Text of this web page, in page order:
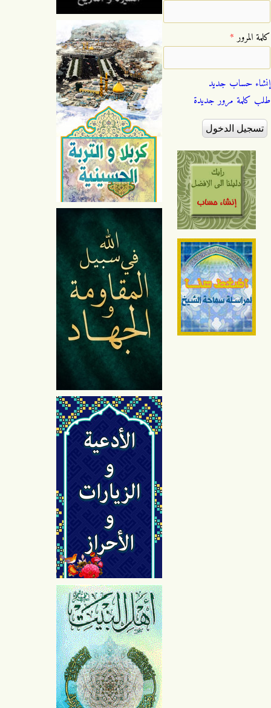
‏كلمة المرور ‏*
إنشاء حساب جديد
طلب كلمة مرور جديدة